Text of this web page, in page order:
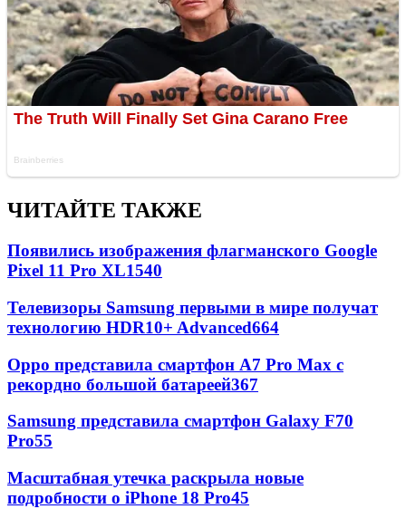
ЧИТАЙТЕ ТАКЖЕ
Появились изображения флагманского Google
Pixel 11 Pro XL1540
Телевизоры Samsung первыми в мире получат
технологию HDR10+ Advanced664
Oppo представила смартфон A7 Pro Max с
рекордно большой батареей367
Samsung представила смартфон Galaxy F70
Pro55
Масштабная утечка раскрыла новые
подробности о iPhone 18 Pro45